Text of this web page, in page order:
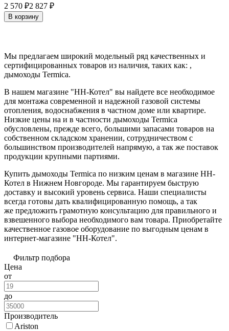
2 570 ₽2 827 ₽
В корзину
Мы предлагаем широкий модельный ряд качественных и
сертифицированных товаров из наличия, таких как: ,
дымоходы Termica.
В нашем магазине "НН-Котел" вы найдете все необходимое
для монтажа современной и надежной газовой системы
отопления, водоснабжения в частном доме или квартире.
Низкие цены на и в частности дымоходы Termica
обусловлены, прежде всего, большими запасами товаров на
собственном складском хранении, сотрудничеством с
большинством производителей напрямую, а так же поставок
продукции крупными партиями.
Купить дымоходы Termica по низким ценам в магазине НН-
Котел в Нижнем Новгороде. Мы гарантируем быструю
доставку и высокий уровень сервиса. Наши специалисты
всегда готовы дать квалифицированную помощь, а так
же предложить грамотную консультацию для правильного и
взвешенного выбора необходимого вам товара. Приобретайте
качественное газовое оборудование по выгодным ценам в
интернет-магазине "НН-Котел".
Фильтр подбора
Цена
от
до
Производитель
Ariston